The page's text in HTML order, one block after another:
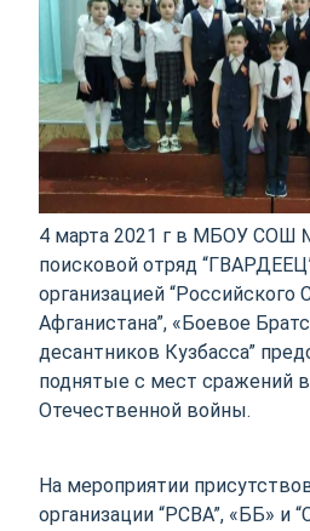
4 марта 2021 г в МБОУ СОШ
поисковой отряд
организацией “Российского
Афганистана”, «Боевое
десантников Кузбасса”
поднятые с мест сражений
Отечественной войны.
На мероприятии
организации “РСВА”, «ББ» и